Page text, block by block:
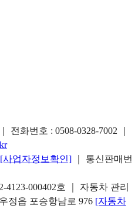
전화번호 : 0508-0328-7002
[사업자정보확인]
｜ 통신판매번
000402호 ｜ 자동차 관리
정읍 포승항남로 976 [자동차